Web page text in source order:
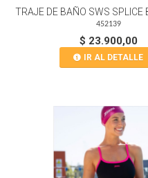
TRAJE DE BAÑO SWS SPLICE
452139
$ 23.900,00
IR AL DETALLE